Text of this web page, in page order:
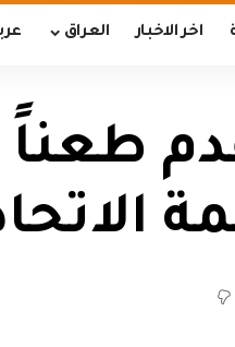
اخر الاخبار العراق